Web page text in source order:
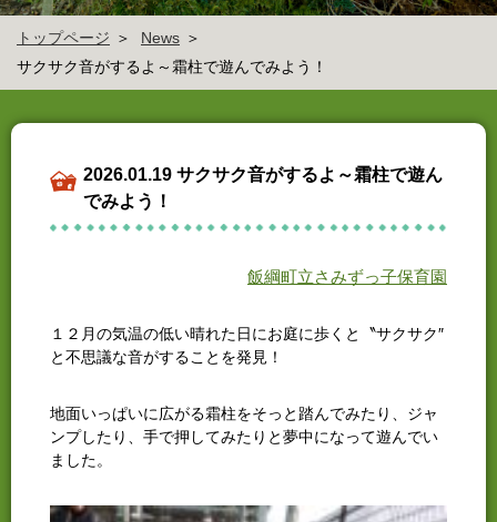
トップページ
News
サクサク音がするよ～霜柱で遊んでみよう！
2026.01.19 サクサク音がするよ～霜柱で遊ん
でみよう！
飯綱町立さみずっ子保育園
１２月の気温の低い晴れた日にお庭に歩くと〝サクサク″
と不思議な音がすることを発見！
地面いっぱいに広がる霜柱をそっと踏んでみたり、ジャ
ンプしたり、手で押してみたりと夢中になって遊んでい
ました。